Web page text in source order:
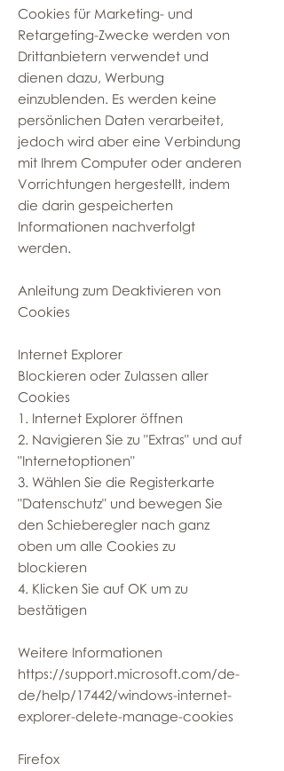
Cookies für Marketing- und
Retargeting-Zwecke werden von
Drittanbietern verwendet und
dienen dazu, Werbung
einzublenden. Es werden keine
persönlichen Daten verarbeitet,
jedoch wird aber eine Verbindung
mit Ihrem Computer oder anderen
Vorrichtungen hergestellt, indem
die darin gespeicherten
Informationen nachverfolgt
werden.
Anleitung zum Deaktivieren von
Cookies
Internet Explorer
Blockieren oder Zulassen aller
Cookies
1. Internet Explorer öffnen
2. Navigieren Sie zu "Extras" und auf
"Internetoptionen"
3. Wählen Sie die Registerkarte
"Datenschutz" und bewegen Sie
den Schieberegler nach ganz
oben um alle Cookies zu
blockieren
4. Klicken Sie auf OK um zu
bestätigen
Weitere Informationen
https://support.microsoft.com/de-
de/help/17442/windows-internet-
explorer-delete-manage-cookies
Firefox